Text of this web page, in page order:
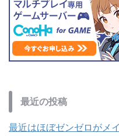
最近の投稿
最近はほぼゼンゼロがメ